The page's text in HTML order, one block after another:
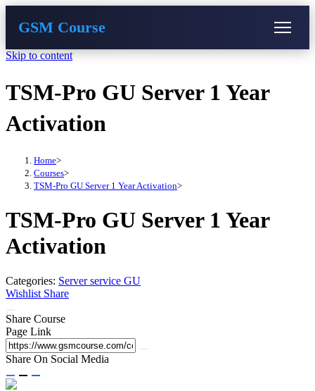
GSM Course
Instructor Registration
Skip to content
TSM-Pro GU Server 1 Year
Activation
Home>
Courses>
TSM-Pro GU Server 1 Year Activation>
TSM-Pro GU Server 1 Year
Activation
Categories: Server service GU
Wishlist Share
Share Course
Page Link
Share On Social Media